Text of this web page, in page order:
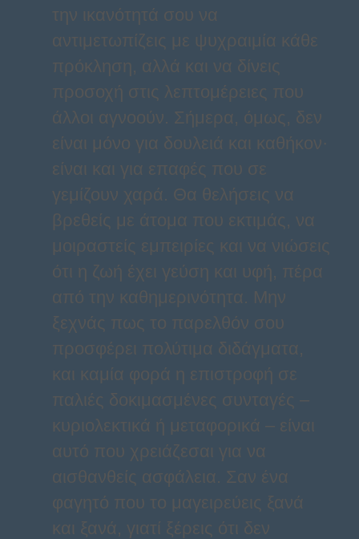
την ικανότητά σου να
αντιμετωπίζεις με ψυχραιμία κάθε
πρόκληση, αλλά και να δίνεις
προσοχή στις λεπτομέρειες που
άλλοι αγνοούν. Σήμερα, όμως, δεν
είναι μόνο για δουλειά και καθήκον·
είναι και για επαφές που σε
γεμίζουν χαρά. Θα θελήσεις να
βρεθείς με άτομα που εκτιμάς, να
μοιραστείς εμπειρίες και να νιώσεις
ότι η ζωή έχει γεύση και υφή, πέρα
από την καθημερινότητα. Μην
ξεχνάς πως το παρελθόν σου
προσφέρει πολύτιμα διδάγματα,
και καμία φορά η επιστροφή σε
παλιές δοκιμασμένες συνταγές –
κυριολεκτικά ή μεταφορικά – είναι
αυτό που χρειάζεσαι για να
αισθανθείς ασφάλεια. Σαν ένα
φαγητό που το μαγειρεύεις ξανά
και ξανά, γιατί ξέρεις ότι δεν